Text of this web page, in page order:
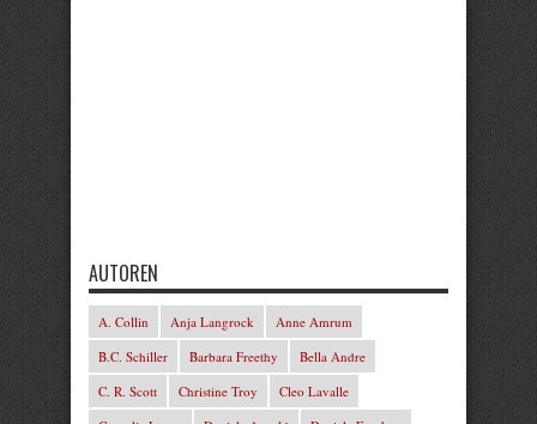
AUTOREN
A. Collin Anja Langrock
Anne Amrum
B.C. Schiller
Barbara Freethy
Bella Andre
C. R. Scott
Christine Troy
Cleo Lavalle